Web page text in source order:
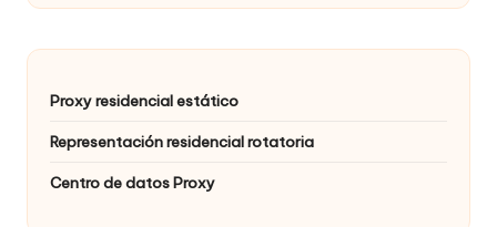
Proxy residencial estático
Representación residencial rotatoria
Centro de datos Proxy